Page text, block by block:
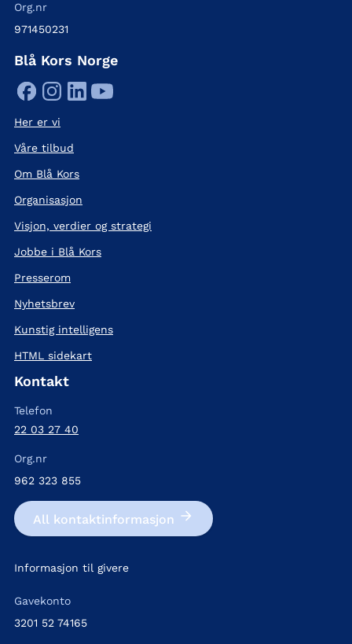
Org.nr
971450231
Blå Kors Norge
Her er vi
Våre tilbud
Om Blå Kors
Organisasjon
Visjon, verdier og strategi
Jobbe i Blå Kors
Presserom
Nyhetsbrev
Kunstig intelligens
HTML sidekart
Kontakt
Telefon
22 03 27 40
Org.nr
962 323 855
All kontakt­informasjon
Informasjon til givere
Gavekonto
3201 52 74165